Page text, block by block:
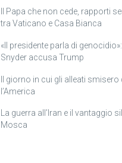
Il Papa che non cede, rapporti
tra Vaticano e Casa Bianca
«Il presidente parla di
Snyder accusa Trump
Il giorno in cui gli alleati smisero
l’America
La guerra all’Iran e il vantaggio
Mosca